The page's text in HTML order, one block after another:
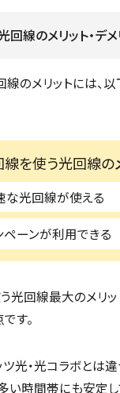
線のメリット・デメ
のメリットには、
を使う光回線の
な光回線が使える
ーンが利用できる
光回線最大のメリ
す。
光・光コラボとは違
い時間帯にも安定